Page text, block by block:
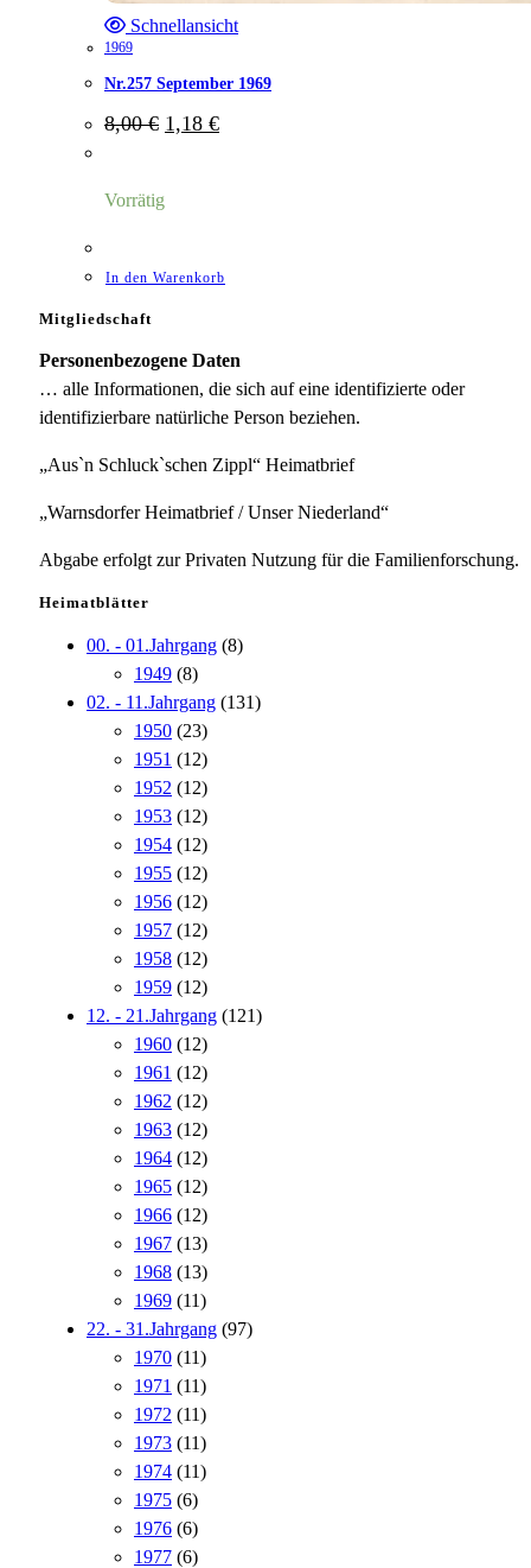
Schnellansicht
1969
Nr.257 September 1969
8,00€ Ursprünglicher
Preis
1,18 €Aktueller
Preis
Vorrätig
In den Warenkorb
Mitgliedschaft
Personenbezogene Daten
… alle Informationen, die sich auf eine identifizierte oder
identifizierbare natürliche Person beziehen.
„Aus`n Schluck`schen Zippl“ Heimatbrief
„Warnsdorfer Heimatbrief / Unser Niederland“
Abgabe erfolgt zur Privaten Nutzung für die Familienforschung.
Heimatblätter
00. - 01.Jahrgang (8)
1949 (8)
02. - 11.Jahrgang (131)
1950 (23)
1951 (12)
1952 (12)
1953 (12)
1954 (12)
1955 (12)
1956 (12)
1957 (12)
1958 (12)
1959 (12)
12. - 21.Jahrgang (121)
1960 (12)
1961 (12)
1962 (12)
1963 (12)
1964 (12)
1965 (12)
1966 (12)
1967 (13)
1968 (13)
1969 (11)
22. - 31.Jahrgang (97)
1970 (11)
1971 (11)
1972 (11)
1973 (11)
1974 (11)
1975 (6)
1976 (6)
1977 (6)